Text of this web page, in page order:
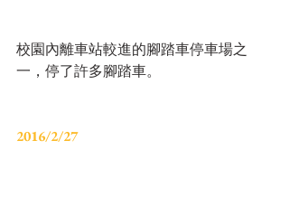
校園內離車站較進的腳踏車停車場之
一，停了許多腳踏車。
2016/2/27